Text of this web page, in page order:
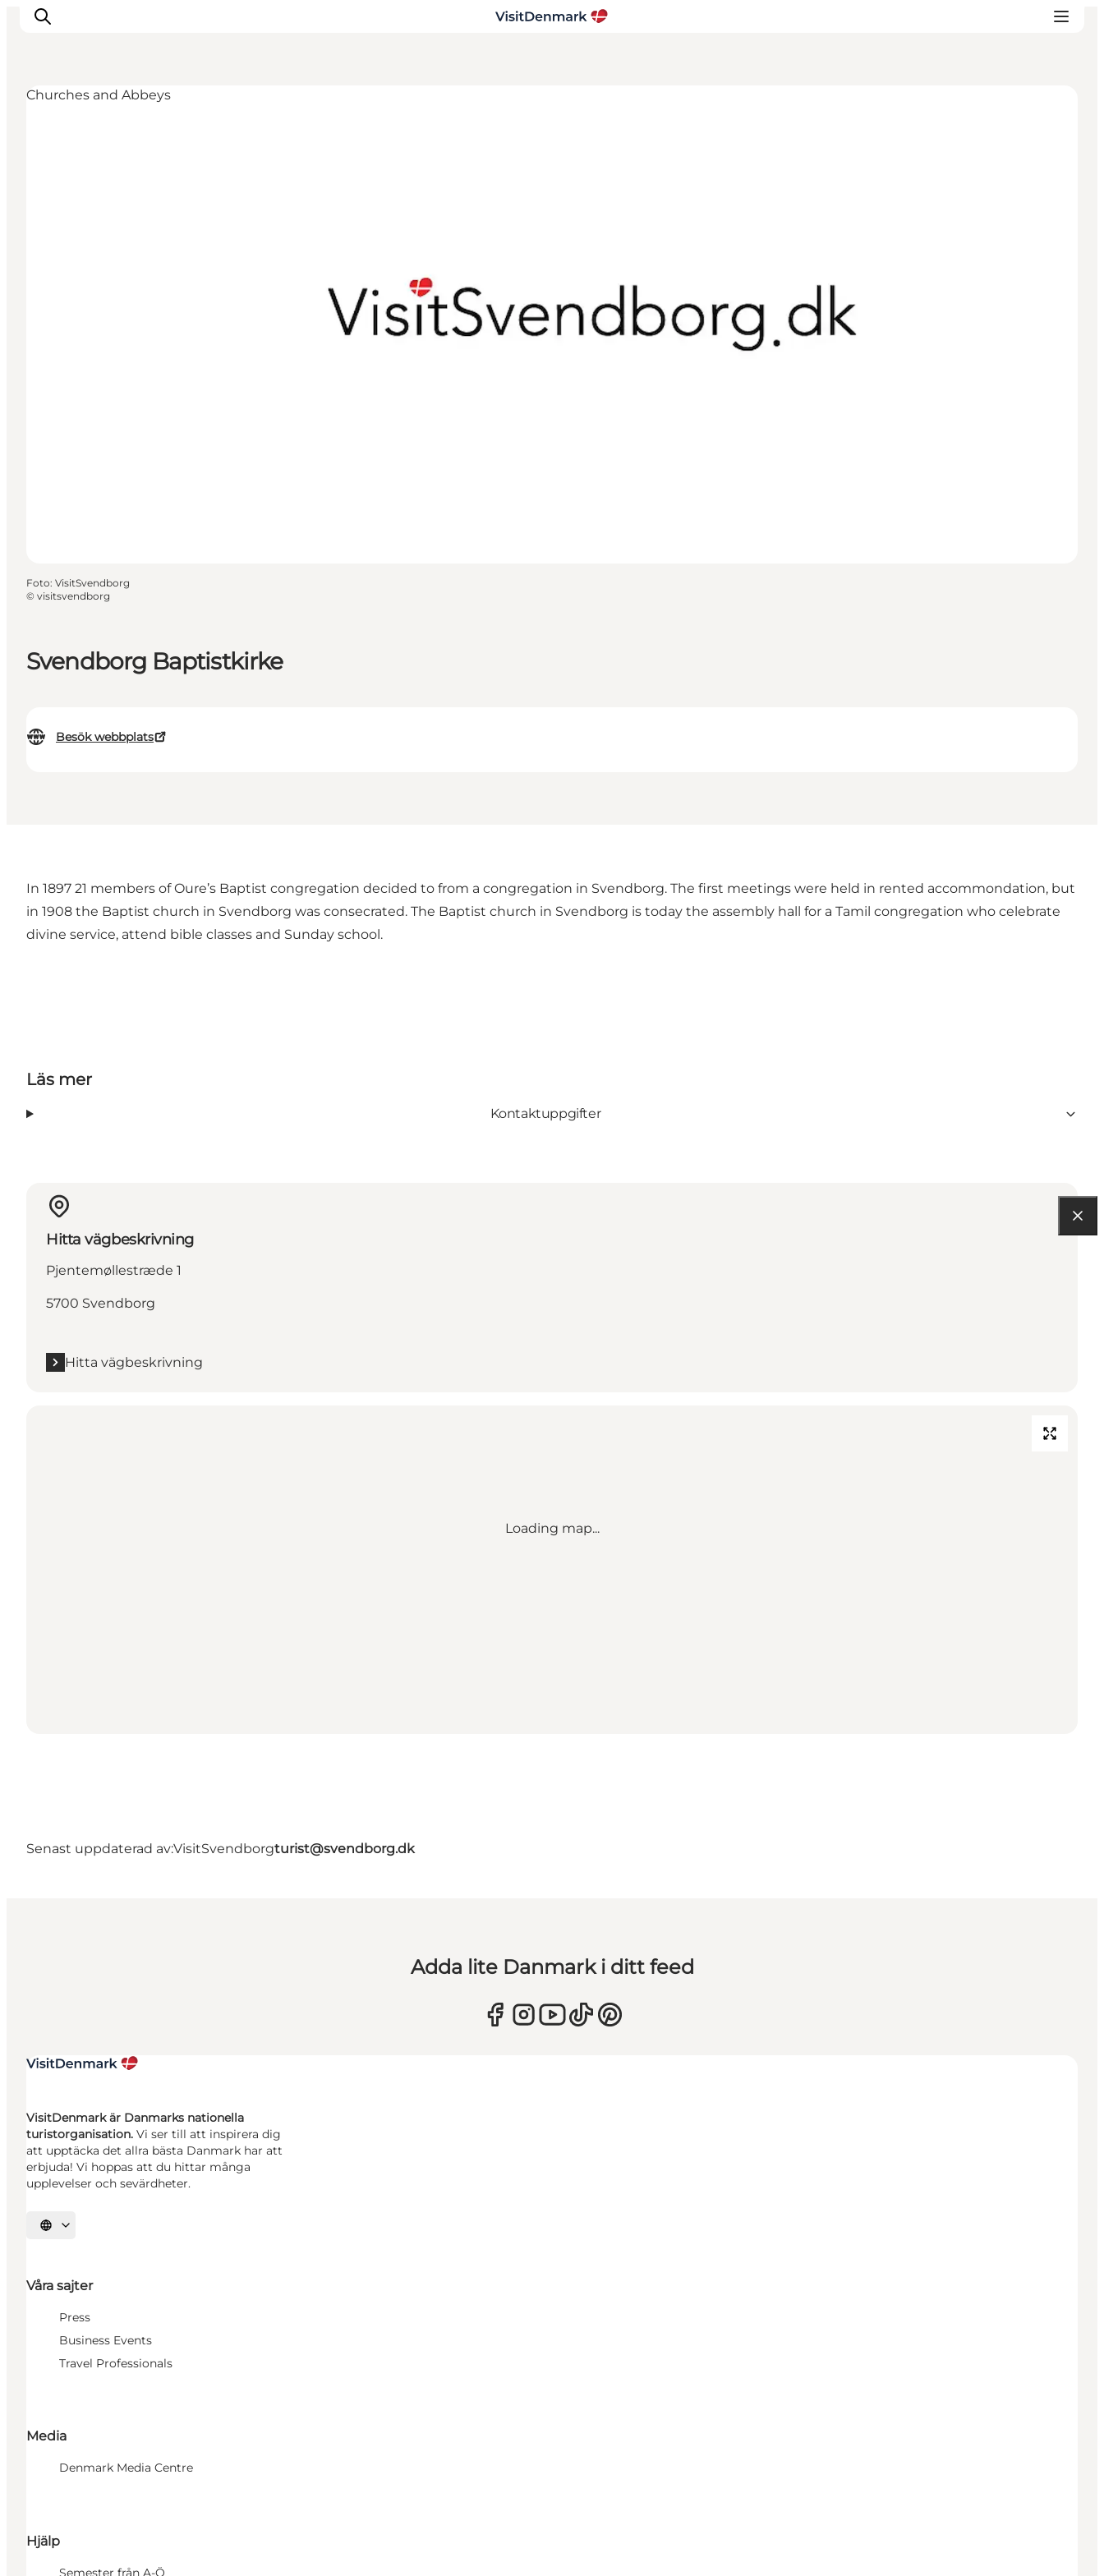
Svendborg Baptistkirke
Besök webbplats
Churches and Abbeys
Foto: VisitSvendborg
© visitsvendborg
In 1897 21 members of Oure’s Baptist congregation decided to from a congregation in Svendborg. The first meetings were held in rented accommondation, but
in 1908 the Baptist church in Svendborg was consecrated. The Baptist church in Svendborg is today the assembly hall for a Tamil congregation who celebrate
divine service, attend bible classes and Sunday school.
Läs mer
Kontaktuppgifter
Hitta vägbeskrivning
Pjentemøllestræde 1
5700 Svendborg
Hitta vägbeskrivning
Loading map...
Senast uppdaterad av:VisitSvendborgturist@svendborg.dk
Adda lite Danmark i ditt feed
VisitDenmark är Danmarks nationella
turistorganisation. Vi ser till att inspirera dig
att upptäcka det allra bästa Danmark har att
erbjuda! Vi hoppas att du hittar många
upplevelser och sevärdheter.
Välj språk
Våra sajter
Press
Business Events
Travel Professionals
Media
Denmark Media Centre
Hjälp
Semester från A-Ö